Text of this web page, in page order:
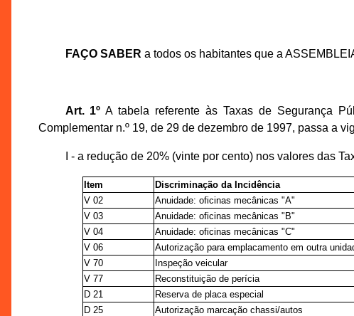
FAÇO SABER a todos os habitantes que a
Art. 1º A tabela referente às Taxas de Segurança
Complementar n.º 19, de 29 de dezembro de 1997, passa a
I - a redução de 20% (vinte por cento) nos valores das
Item Discriminação da Incidência
V 02
Anuidade: oficinas mecânicas "A"
V 03
Anuidade: oficinas mecânicas "B"
V 04
Anuidade: oficinas mecânicas "C"
V 06
Autorização para emplacamento em outra
V 70
Inspeção veicular
V 77
Reconstituição de perícia
D 21
Reserva de placa especial
D 25
Autorização marcação chassi/autos